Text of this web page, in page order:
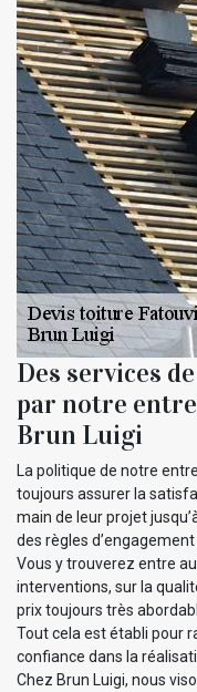
Des services
par notre
Brun Luigi
La politique de notre
toujours assurer la
main de leur projet
des règles
Vous y trouverez entre
interventions, sur la
prix toujours très
Tout cela est établi pour
confiance dans la
Chez Brun Luigi, nous